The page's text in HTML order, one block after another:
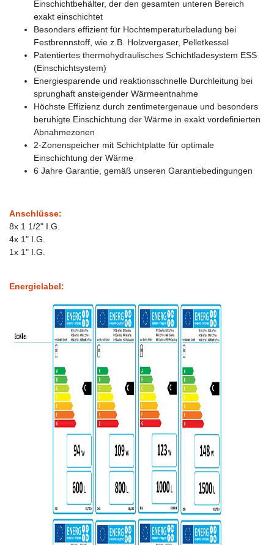
Einschichtbehälter, der den gesamten unteren Bereich
exakt einschichtet
Besonders effizient für Hochtemperaturbeladung bei
Festbrennstoff, wie z.B. Holzvergaser, Pelletkessel
Patentiertes thermohydraulisches Schichtladesystem ESS
(Einschichtsystem)
Energiesparende und reaktionsschnelle Durchleitung bei
sprunghaft ansteigender Wärmeentnahme
Höchste Effizienz durch zentimetergenaue und besonders
beruhigte Einschichtung der Wärme in exakt vordefinierten
Abnahmezonen
2-Zonenspeicher mit Schichtplatte für optimale
Einschichtung der Wärme
6 Jahre Garantie, gemäß unseren Garantiebedingungen
Anschlüsse:
8x 1 1/2" I.G.
4x 1" I.G.
1x 1" I.G.
Energielabel: